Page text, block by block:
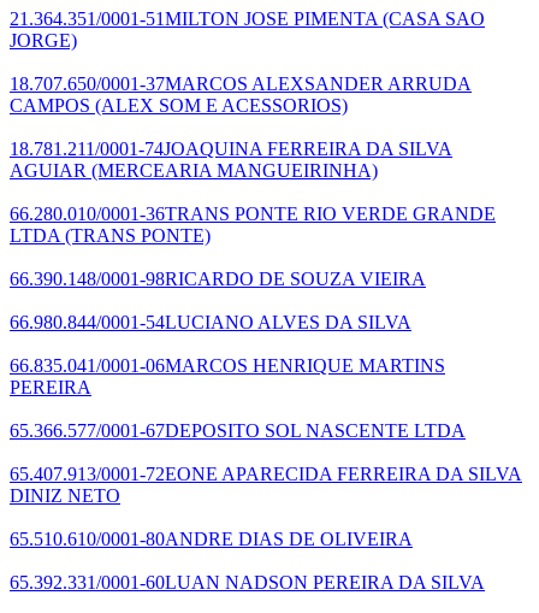
21.364.351/0001-51MILTON JOSE PIMENTA (CASA SAO
JORGE)
18.707.650/0001-37MARCOS ALEXSANDER ARRUDA
CAMPOS (ALEX SOM E ACESSORIOS)
18.781.211/0001-74JOAQUINA FERREIRA DA SILVA
AGUIAR (MERCEARIA MANGUEIRINHA)
66.280.010/0001-36TRANS PONTE RIO VERDE GRANDE
LTDA (TRANS PONTE)
66.390.148/0001-98RICARDO DE SOUZA VIEIRA
66.980.844/0001-54LUCIANO ALVES DA SILVA
66.835.041/0001-06MARCOS HENRIQUE MARTINS
PEREIRA
65.366.577/0001-67DEPOSITO SOL NASCENTE LTDA
65.407.913/0001-72EONE APARECIDA FERREIRA DA SILVA
DINIZ NETO
65.510.610/0001-80ANDRE DIAS DE OLIVEIRA
65.392.331/0001-60LUAN NADSON PEREIRA DA SILVA